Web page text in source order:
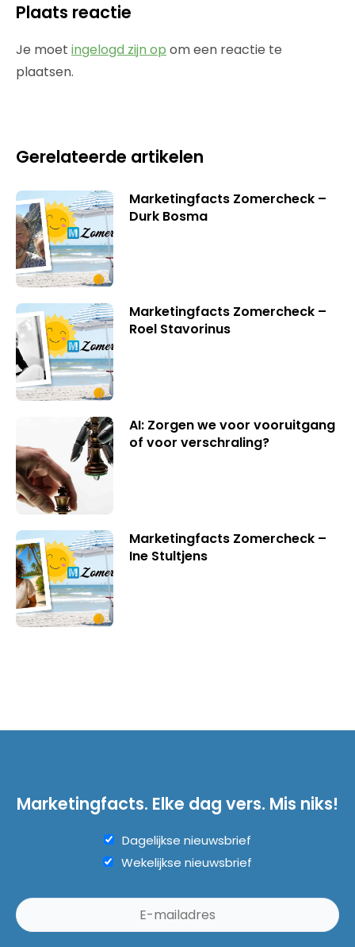
Plaats reactie
Je moet ingelogd zijn op om een reactie te
plaatsen.
Gerelateerde artikelen
Marketingfacts Zomercheck –
Durk Bosma
Marketingfacts Zomercheck –
Roel Stavorinus
AI: Zorgen we voor vooruitgang
of voor verschraling?
Marketingfacts Zomercheck –
Ine Stultjens
Marketingfacts. Elke dag vers. Mis niks!
Dagelijkse nieuwsbrief
Wekelijkse nieuwsbrief